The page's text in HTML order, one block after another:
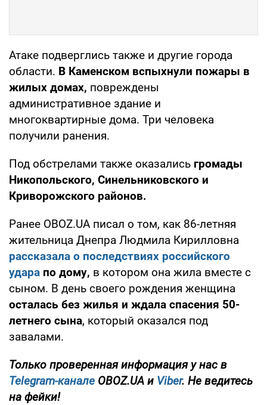
Атаке подверглись также и другие города
области. В Каменском вспыхнули пожары в
жилых домах, повреждены
административное здание и
многоквартирные дома. Три человека
получили ранения.
Под обстрелами также оказались громады
Никопольского, Синельниковского и
Криворожского районов.
Ранее OBOZ.UA писал о том, как 86-летняя
жительница Днепра Людмила Кирилловна
рассказала о последствиях российского
удара по дому, в котором она жила вместе с
сыном. В день своего рождения женщина
осталась без жилья и ждала спасения 50-
летнего сына, который оказался под
завалами.
Только проверенная информация у нас в
Telegram-канале OBOZ.UA и Viber. Не ведитесь
на фейки!